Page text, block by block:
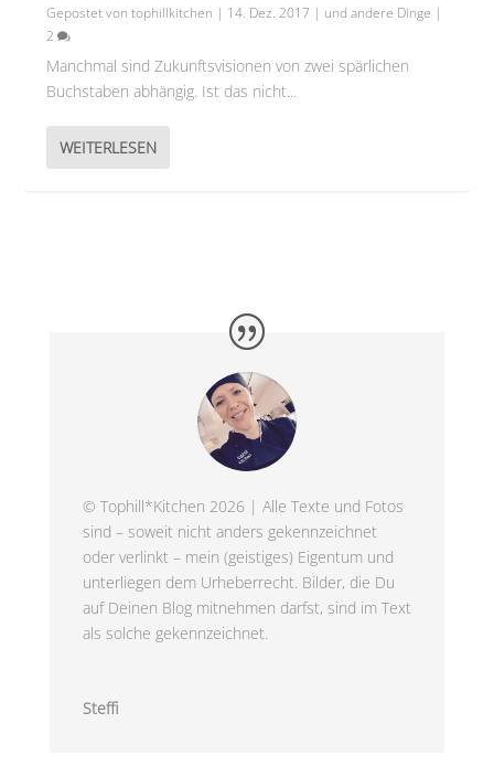
Gepostet vontophillkitchen | 14. Dez. 2017 | und andere Dinge |
2
Manchmal sind Zukunftsvisionen von zwei spärlichen
Buchstaben abhängig. Ist das nicht...
WEITERLESEN
© Tophill*Kitchen 2026 | Alle Texte und Fotos
sind – soweit nicht anders gekennzeichnet
oder verlinkt – mein (geistiges) Eigentum und
unterliegen dem Urheberrecht. Bilder, die Du
auf Deinen Blog mitnehmen darfst, sind im Text
als solche gekennzeichnet.
Steffi